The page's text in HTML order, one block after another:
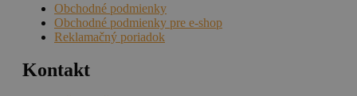
Obchodné podmienky
Obchodné podmienky pre e-shop
Reklamačný poriadok
Kontakt